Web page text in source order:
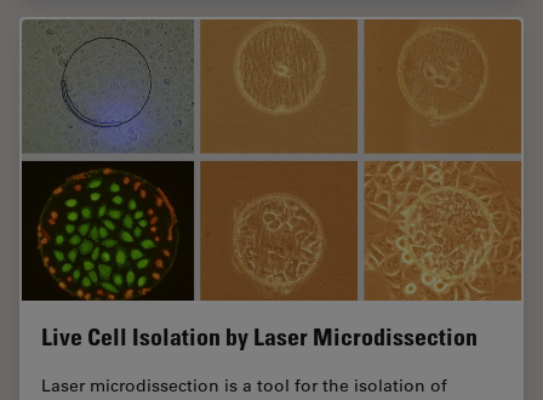
Live Cell Isolation by Laser Microdissection
Laser microdissection is a tool for the isolation of